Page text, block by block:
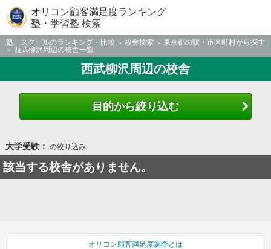
オリコン顧客満足度ランキング
塾・学習塾 検索
塾、スクールのランキング・比較 校舎検索
東京都の駅・市区町村から探す
西武柳沢周辺の校舎一覧
西武柳沢周辺の校舎
目的から絞り込む
大学受験： の絞り込み
該当する校舎がありません。
オリコン顧客満足度調査とは